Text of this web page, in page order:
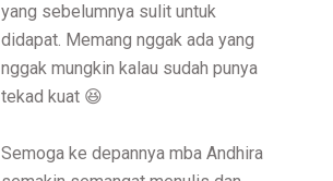
yang sebelumnya sulit untuk
didapat. Memang nggak ada yang
nggak mungkin kalau sudah punya
tekad kuat 😆
Semoga ke depannya mba Andhira